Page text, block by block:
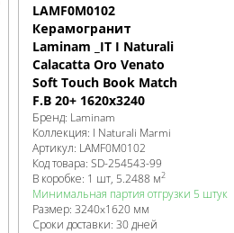
LAMF0M0102
Керамогранит
Laminam _IT I Naturali
Calacatta Oro Venato
Soft Touch Book Match
F.B 20+ 1620x3240
Бренд: Laminam
Коллекция: I Naturali Marmi
Артикул: LAMF0M0102
Код товара: SD-254543-99
В коробке: 1 шт, 5.2488 м2
Минимальная партия отгрузки 5 штук
Размер: 3240x1620 мм
Сроки доставки: 30 дней